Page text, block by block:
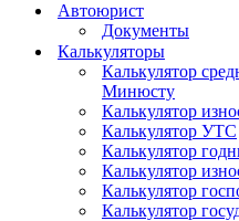
Автоюрист
Документы
Калькуляторы
Калькулятор
Минюсту
Калькулятор
Калькулятор УТС
Калькулятор
Калькулятор
Калькулятор
Калькулятор